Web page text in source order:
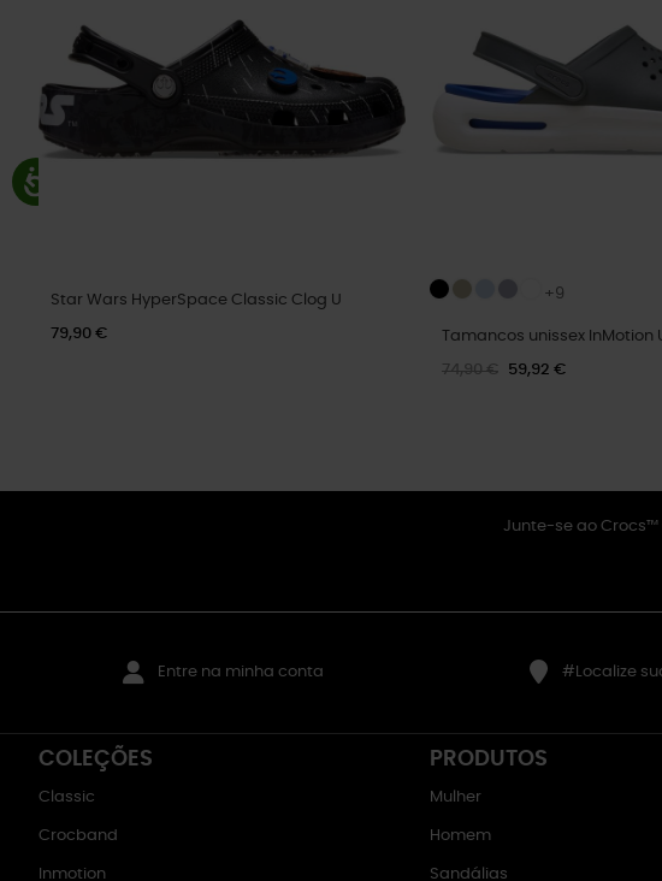
Star Wars HyperSpace Classic Clog U
79,90 €
+9
Tamancos unissex InMotion
74,90 € 59,92 €
Junte-se ao Crocs™
Entre na minha conta #Localize
COLEÇÕES
Classic
Crocband
Inmotion
PRODUTOS
Mulher
Homem
Sandálias